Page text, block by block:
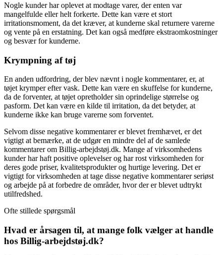
Nogle kunder har oplevet at modtage varer, der enten var
mangelfulde eller helt forkerte. Dette kan være et stort
irritationsmoment, da det kræver, at kunderne skal returnere varerne
og vente på en erstatning. Det kan også medføre ekstraomkostninger
og besvær for kunderne.
Krympning af tøj
En anden udfordring, der blev nævnt i nogle kommentarer, er, at
tøjet krymper efter vask. Dette kan være en skuffelse for kunderne,
da de forventer, at tøjet opretholder sin oprindelige størrelse og
pasform. Det kan være en kilde til irritation, da det betyder, at
kunderne ikke kan bruge varerne som forventet.
Selvom disse negative kommentarer er blevet fremhævet, er det
vigtigt at bemærke, at de udgør en mindre del af de samlede
kommentarer om Billig-arbejdstøj.dk. Mange af virksomhedens
kunder har haft positive oplevelser og har rost virksomheden for
deres gode priser, kvalitetsprodukter og hurtige levering. Det er
vigtigt for virksomheden at tage disse negative kommentarer seriøst
og arbejde på at forbedre de områder, hvor der er blevet udtrykt
utilfredshed.
Ofte stillede spørgsmål
Hvad er årsagen til, at mange folk vælger at handle
hos Billig-arbejdstøj.dk?